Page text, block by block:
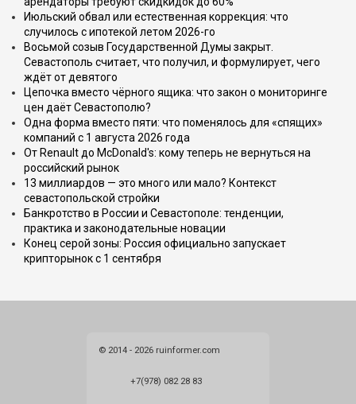
Июльский обвал или естественная коррекция: что
случилось с ипотекой летом 2026-го
Восьмой созыв Государственной Думы закрыт.
Севастополь считает, что получил, и формулирует, чего
ждёт от девятого
Цепочка вместо чёрного ящика: что закон о мониторинге
цен даёт Севастополю?
Одна форма вместо пяти: что поменялось для «спящих»
компаний с 1 августа 2026 года
От Renault до McDonald's: кому теперь не вернуться на
российский рынок
13 миллиардов — это много или мало? Контекст
севастопольской стройки
Банкротство в России и Севастополе: тенденции,
практика и законодательные новации
Конец серой зоны: Россия официально запускает
крипторынок с 1 сентября
© 2014 - 2026 ruinformer.com
+7(978) 082 28 83